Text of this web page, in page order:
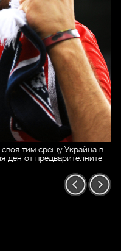
тим срещу Украйна в
ден от предварителните